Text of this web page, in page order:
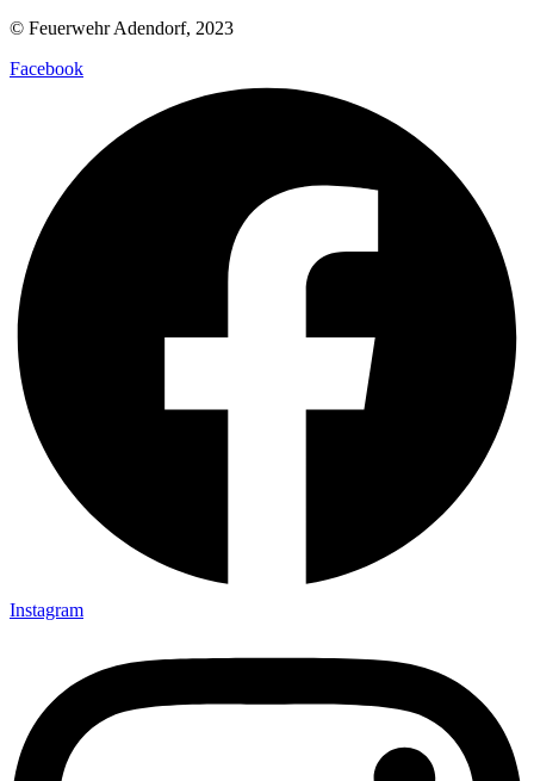
© Feuerwehr Adendorf, 2023
Facebook
Instagram